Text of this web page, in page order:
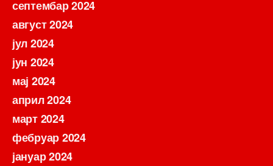
септембар 2024
август 2024
јул 2024
јун 2024
мај 2024
април 2024
март 2024
фебруар 2024
јануар 2024